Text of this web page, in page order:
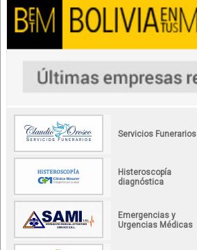
Servicios Funerarios
Histeroscopía
diagnóstica
Emergencias y
Urgencias Médicas